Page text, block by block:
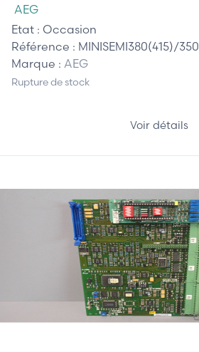
AEG
Etat : Occasion
Référence : MINISEMI380(415)/350
Marque : AEG
Rupture de stock
Voir détails